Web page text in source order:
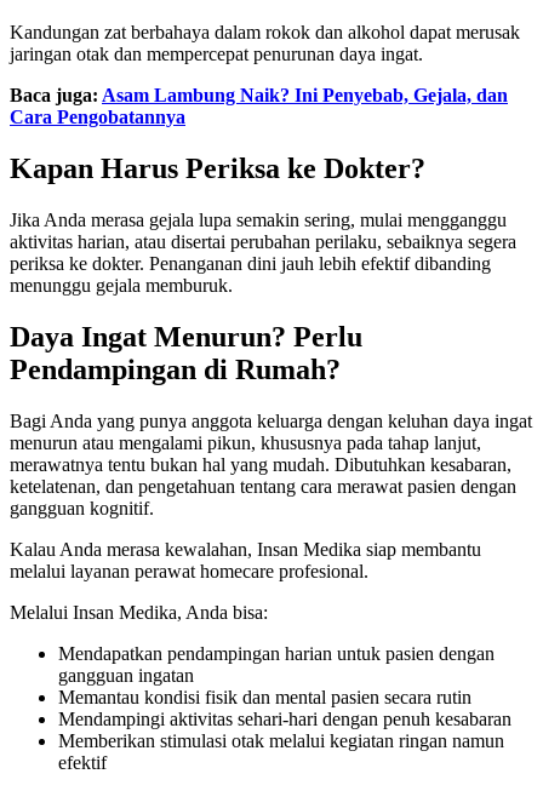
Kandungan zat berbahaya dalam rokok dan alkohol dapat merusak
jaringan otak dan mempercepat penurunan daya ingat.
Baca juga: Asam Lambung Naik? Ini Penyebab, Gejala, dan
Cara Pengobatannya
Kapan Harus Periksa ke Dokter?
Jika Anda merasa gejala lupa semakin sering, mulai mengganggu
aktivitas harian, atau disertai perubahan perilaku, sebaiknya segera
periksa ke dokter. Penanganan dini jauh lebih efektif dibanding
menunggu gejala memburuk.
Daya Ingat Menurun? Perlu
Pendampingan di Rumah?
Bagi Anda yang punya anggota keluarga dengan keluhan daya ingat
menurun atau mengalami pikun, khususnya pada tahap lanjut,
merawatnya tentu bukan hal yang mudah. Dibutuhkan kesabaran,
ketelatenan, dan pengetahuan tentang cara merawat pasien dengan
gangguan kognitif.
Kalau Anda merasa kewalahan, Insan Medika siap membantu
melalui layanan perawat homecare profesional.
Melalui Insan Medika, Anda bisa:
Mendapatkan pendampingan harian untuk pasien dengan
gangguan ingatan
Memantau kondisi fisik dan mental pasien secara rutin
Mendampingi aktivitas sehari-hari dengan penuh kesabaran
Memberikan stimulasi otak melalui kegiatan ringan namun
efektif